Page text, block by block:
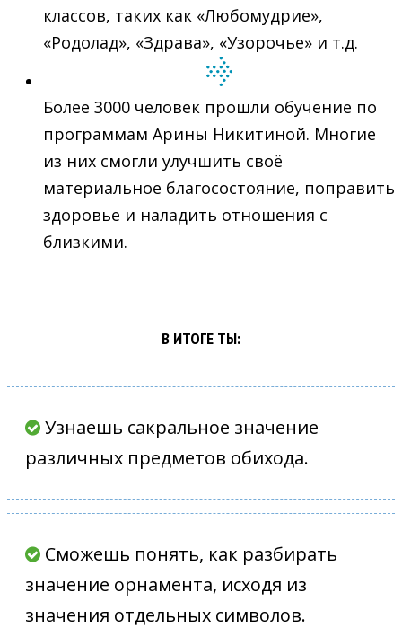
классов, таких как «Любомудрие»,
«Родолад», «Здрава», «Узорочье» и т.д.
Более 3000 человек прошли обучение по
программам Арины Никитиной. Многие
из них смогли улучшить своё
материальное благосостояние, поправить
здоровье и наладить отношения с
близкими.
В ИТОГЕ ТЫ:
Узнаешь сакральное значение
различных предметов обихода.
Сможешь понять, как разбирать
значение орнамента, исходя из
значения отдельных символов.